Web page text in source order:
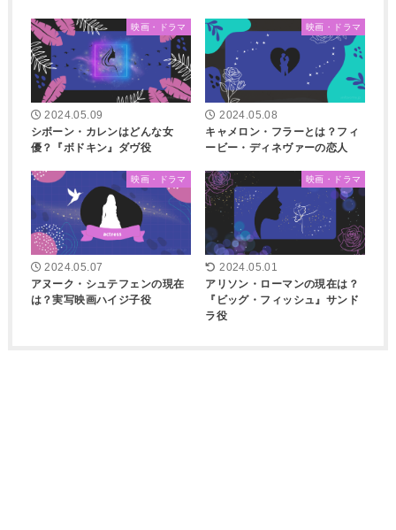
映画・ドラマ
2024.05.09
シボーン・カレンはどんな女
優？『ボドキン』ダヴ役
映画・ドラマ
2024.05.08
キャメロン・フラーとは？フィ
ービー・ディネヴァーの恋人
映画・ドラマ
2024.05.07
アヌーク・シュテフェンの現在
は？実写映画ハイジ子役
映画・ドラマ
2024.05.01
アリソン・ローマンの現在は？
『ビッグ・フィッシュ』サンド
ラ役